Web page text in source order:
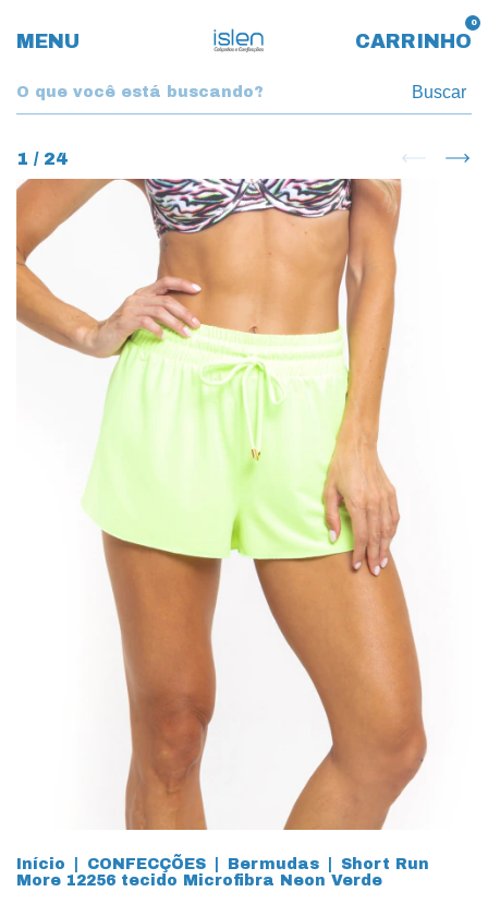
MENU CARRINHO
0
Buscar
1 / 24
Início CONFECÇÕES Bermudas
Short Run
More 12256 tecido Microfibra Neon Verde